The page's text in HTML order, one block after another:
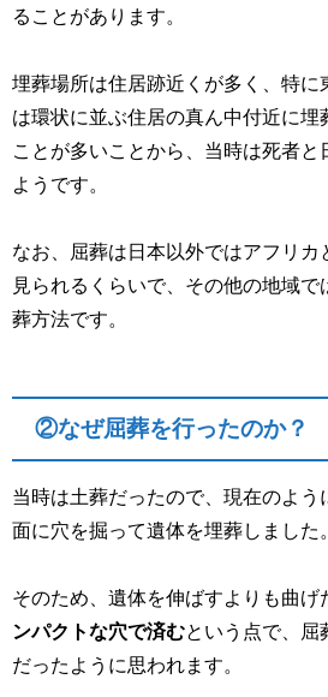
ることがあります。
埋葬場所は住居跡近くが多く、特に
は環状に並ぶ住居の真ん中付近に埋
ことが多いことから、当時は死者と
ようです。
なお、屈葬は日本以外ではアフリカ
見られるくらいで、その他の地域で
葬方法です。
②なぜ屈葬を行ったのか？
当時は土葬だったので、現在のよう
面に穴を掘って遺体を埋葬しました。
そのため、遺体を伸ばすよりも曲げ
ンパクトな穴で済むという点で、屈
だったように思われます。